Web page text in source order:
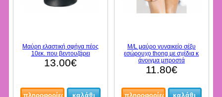
Μαύρη ελαστική σφήνα πέος
10εκ. που βεντουζάρει
13.00€
M/L μαύρο γυναικείο σέξυ
εσώρουχο thong με σχέδια κ
άνοιγμα μπροστά
11.80€